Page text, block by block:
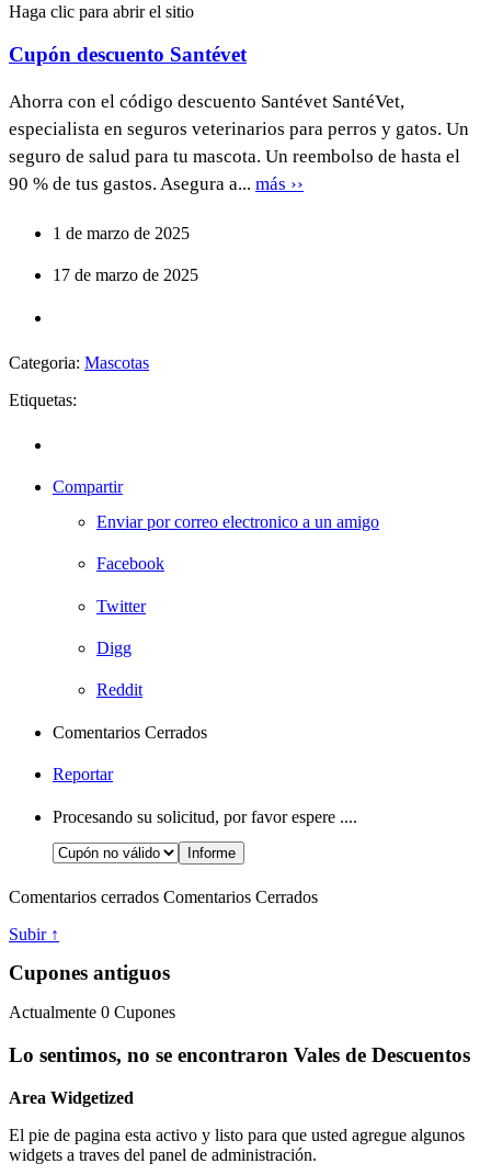
Haga clic para abrir el sitio
Cupón descuento Santévet
Ahorra con el código descuento Santévet SantéVet,
especialista en seguros veterinarios para perros y gatos. Un
seguro de salud para tu mascota. Un reembolso de hasta el
90 % de tus gastos. Asegura a... más ››
1 de marzo de 2025
17 de marzo de 2025
Categoria: Mascotas
Etiquetas:
Compartir
Enviar por correo electronico a un amigo
Facebook
Twitter
Digg
Reddit
Comentarios Cerrados
Reportar
Procesando su solicitud, por favor espere ....
Comentarios cerrados Comentarios Cerrados
Subir ↑
Cupones antiguos
Actualmente 0 Cupones
Lo sentimos, no se encontraron Vales de Descuentos
Area Widgetized
El pie de pagina esta activo y listo para que usted agregue algunos
widgets a traves del panel de administración.